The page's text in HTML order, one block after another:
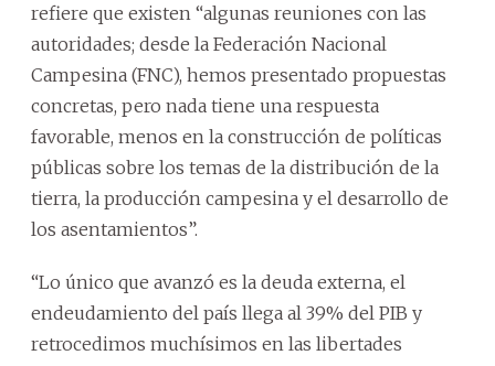
refiere que existen “algunas reuniones con las
autoridades; desde la Federación Nacional
Campesina (FNC), hemos presentado propuestas
concretas, pero nada tiene una respuesta
favorable, menos en la construcción de políticas
públicas sobre los temas de la distribución de la
tierra, la producción campesina y el desarrollo de
los asentamientos”.
“Lo único que avanzó es la deuda externa, el
endeudamiento del país llega al 39% del PIB y
retrocedimos muchísimos en las libertades